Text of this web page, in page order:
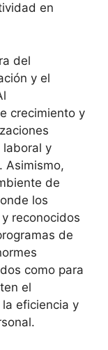
en
del⁤
y el
crecimiento ⁣y
laboral y
Asimismo,
‌de
los
⁤reconocidos
de
como para
⁣el
‌eficiencia y